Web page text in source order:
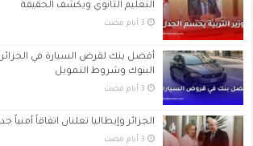
التعليم الثانوي ويكشف الحقيقة
البنوك وشروط التمويل
الجزائر وإيطاليا تعلنان اتفاقاً أمنياً